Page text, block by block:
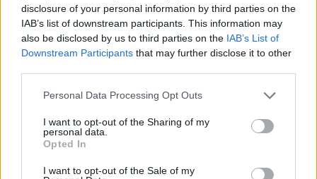
disclosure of your personal information by third parties on the
IAB’s list of downstream participants. This information may
also be disclosed by us to third parties on the IAB’s List of
Downstream Participants that may further disclose it to other
Personal Data Processing Opt Outs
I want to opt-out of the Sharing of my
personal data.
Opted In
I want to opt-out of the Sale of my